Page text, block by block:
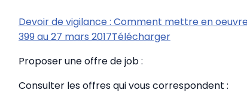
Devoir de vigilance : Comment mettre en
399 au 27 mars 2017Télécharger
Proposer une offre de job :
Consulter les offres qui vous correspondent :